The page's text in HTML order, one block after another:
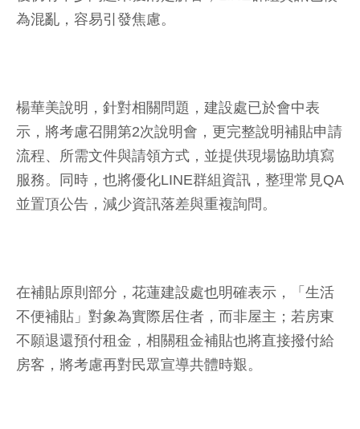
為混亂，容易引發焦慮。
楊華美說明，針對相關問題，建設處已於會中表
示，將考慮召開第2次說明會，更完整說明補貼申請
流程、所需文件與請領方式，並提供現場協助填寫
服務。同時，也將優化LINE群組資訊，整理常見QA
並置頂公告，減少資訊落差與重複詢問。
在補貼原則部分，花蓮建設處也明確表示，「生活
不便補貼」對象為實際居住者，而非屋主；若房東
不願退還預付租金，相關租金補貼也將直接撥付給
房客，將考慮再對民眾宣導共體時艱。